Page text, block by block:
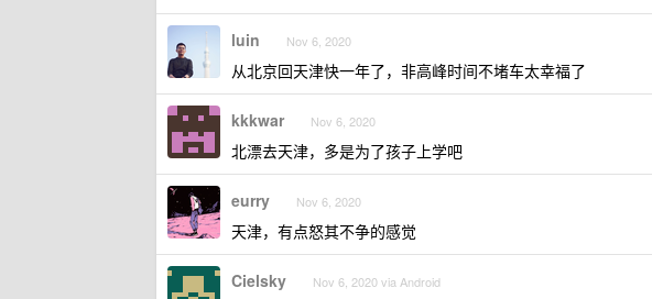
luin Nov 6, 2020
从北京回天津快一年了，非高峰时间不堵车太幸福了
kkkwar Nov 6, 2020
北漂去天津，多是为了孩子上学吧
eurry Nov 6, 2020
天津，有点怒其不争的感觉
Cielsky Nov 6, 2020 via Android